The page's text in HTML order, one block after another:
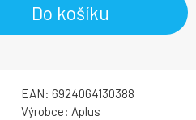
Do košíku
EAN: 6924064130388
Výrobce: Aplus